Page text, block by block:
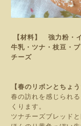
【材料】 強力粉・
牛乳・ツナ・枝豆・
チーズ
【春のリボンとちょ
春の訪れを感じられ
くります。
ツナチーズブレッド